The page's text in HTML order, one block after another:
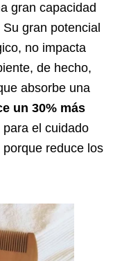
gran capacidad
gran potencial
no impacta
de hecho,
absorbe una
un 30% más
para el cuidado
reduce los